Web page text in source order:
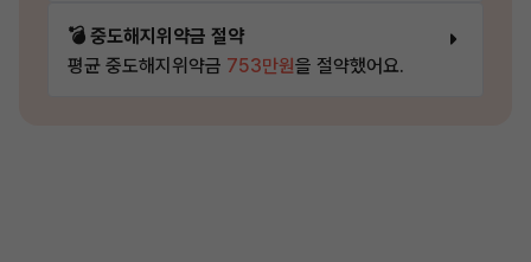
💣 중도해지위약금 절약
평균 중도해지위약금 753만원을 절약했어요.